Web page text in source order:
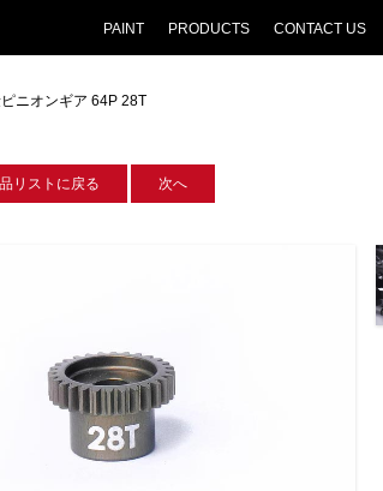
PAINT PRODUCTS CONTACT US
ニオンギア 64P 28T
リストに戻る 次へ